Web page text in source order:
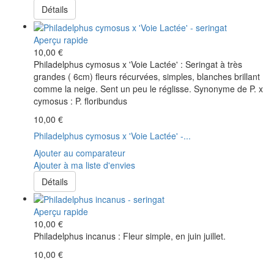
Détails
Aperçu rapide
10,00 €
Philadelphus cymosus x 'Voie Lactée' : Seringat à très
grandes ( 6cm) fleurs récurvées, simples, blanches brillant
comme la neige. Sent un peu le réglisse. Synonyme de P. x
cymosus : P. floribundus
10,00 €
Philadelphus cymosus x 'Voie Lactée' -...
Ajouter au comparateur
Ajouter à ma liste d'envies
Détails
Aperçu rapide
10,00 €
Philadelphus incanus : Fleur simple, en juin juillet.
10,00 €